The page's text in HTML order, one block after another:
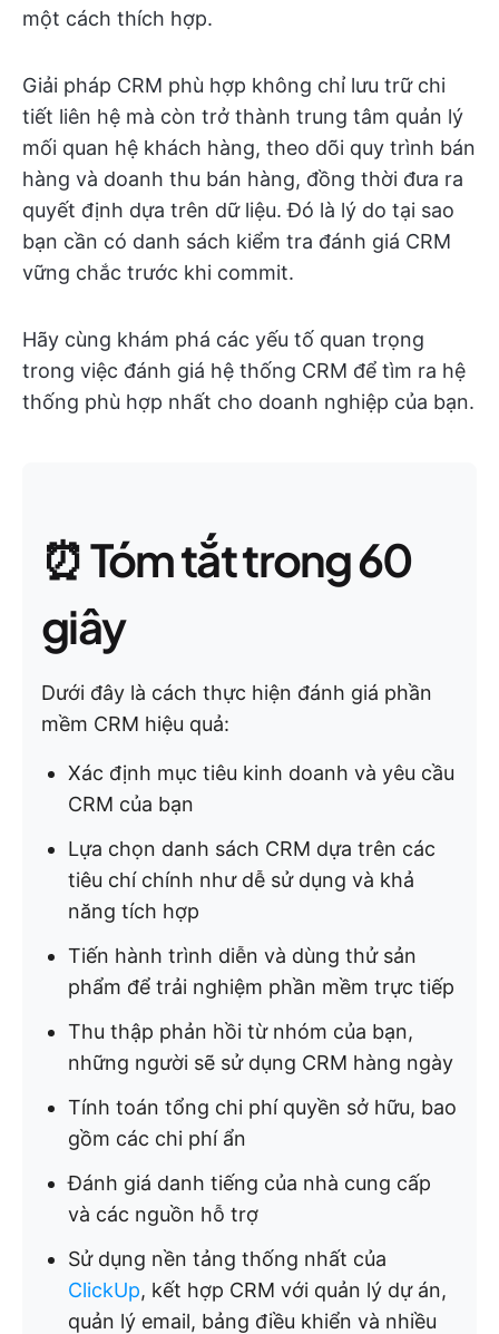
một cách thích hợp.
Giải pháp CRM phù hợp không chỉ lưu trữ chi
tiết liên hệ mà còn trở thành trung tâm quản lý
mối quan hệ khách hàng, theo dõi quy trình bán
hàng và doanh thu bán hàng, đồng thời đưa ra
quyết định dựa trên dữ liệu. Đó là lý do tại sao
bạn cần có danh sách kiểm tra đánh giá CRM
vững chắc trước khi commit.
Hãy cùng khám phá các yếu tố quan trọng
trong việc đánh giá hệ thống CRM để tìm ra hệ
thống phù hợp nhất cho doanh nghiệp của bạn.
⏰ Tóm tắt trong 60
giây
Dưới đây là cách thực hiện đánh giá phần
mềm CRM hiệu quả:
Xác định mục tiêu kinh doanh và yêu cầu
CRM của bạn
Lựa chọn danh sách CRM dựa trên các
tiêu chí chính như dễ sử dụng và khả
năng tích hợp
Tiến hành trình diễn và dùng thử sản
phẩm để trải nghiệm phần mềm trực tiếp
Thu thập phản hồi từ nhóm của bạn,
những người sẽ sử dụng CRM hàng ngày
Tính toán tổng chi phí quyền sở hữu, bao
gồm các chi phí ẩn
Đánh giá danh tiếng của nhà cung cấp
và các nguồn hỗ trợ
Sử dụng nền tảng thống nhất của
ClickUp, kết hợp CRM với quản lý dự án,
quản lý email, bảng điều khiển và nhiều